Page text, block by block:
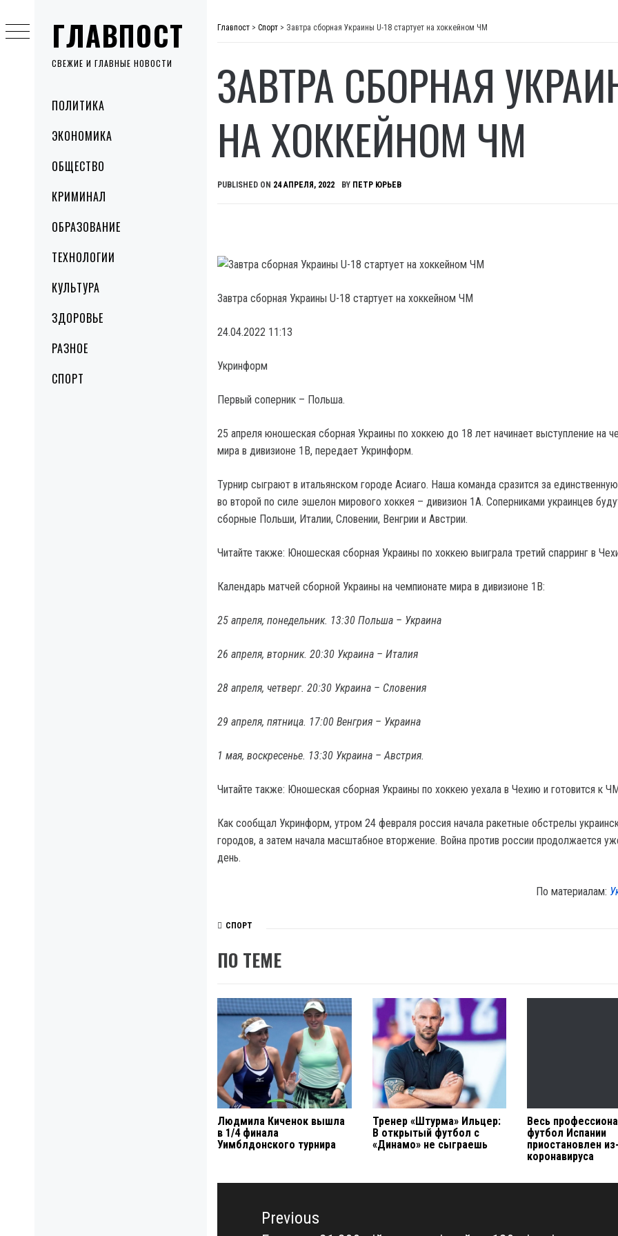
ГЛАВПОСТ
СВЕЖИЕ И ГЛАВНЫЕ НОВОСТИ
MenuПОЛИТИКА
ЭКОНОМИКА
ОБЩЕСТВО
КРИМИНАЛ
ОБРАЗОВАНИЕ
ТЕХНОЛОГИИ
КУЛЬТУРА
ЗДОРОВЬЕ
РАЗНОЕ
СПОРТ
to
content
Главпост > Спорт > Завтра сборная Украины U-18 стартует на хоккейном ЧМ
ЗАВТРА СБОРНАЯ
НА ХОККЕЙНОМ ЧМ
PUBLISHED ON 24 АПРЕЛЯ, 2022 BY ПЕТР ЮРЬЕВ
Завтра сборная Украины U-18 стартует на хоккейном ЧМ
24.04.2022 11:13
Укринформ
Первый соперник – Польша.
25 апреля юношеская сборная Украины по хоккею до 18 лет начинает выступление на
мира в дивизионе 1В, передает Укринформ.
Турнир сыграют в итальянском городе Асиаго. Наша команда сразится за единственную
во второй по силе эшелон мирового хоккея – дивизион 1А. Соперниками украинцев
сборные Польши, Италии, Словении, Венгрии и Австрии.
Читайте также: Юношеская сборная Украины по хоккею выиграла третий спарринг в
Календарь матчей сборной Украины на чемпионате мира в дивизионе 1В:
25 апреля, понедельник. 13:30 Польша – Украина
26 апреля, вторник. 20:30 Украина – Италия
28 апреля, четверг. 20:30 Украина – Словения
29 апреля, пятница. 17:00 Венгрия – Украина
1 мая, воскресенье. 13:30 Украина – Австрия.
Читайте также: Юношеская сборная Украины по хоккею уехала в Чехию и готовится к
Как сообщал Укринформ, утром 24 февраля россия начала ракетные обстрелы
городов, а затем начала масштабное вторжение. Война против россии продолжается
день.
По материалам:
СПОРТ
ПО ТЕМЕ
Людмила Киченок вышла
в 1/4 финала
Уимблдонского турнира
Тренер «Штурма» Ильцер:
В открытый футбол с
«Динамо» не сыграешь
Весь
футбол Испании
приостановлен
коронавируса
Навигация
записямPrevious